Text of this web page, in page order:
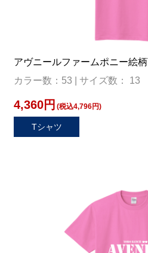
アヴニールファームポニー絵
カラー数：53 | サイズ数： 13
4,360円 (税込4,796円)
Tシャツ